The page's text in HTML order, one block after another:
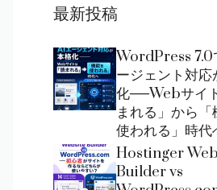
最新投稿
WordPress 7.0
ージェント対応
化──Webサイ
まれる」から「
使われる」時代
Hostinger
Builder vs